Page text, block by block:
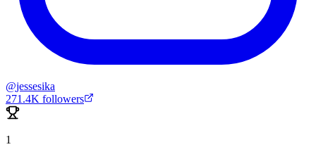
@jessesika
271.4K followers
1